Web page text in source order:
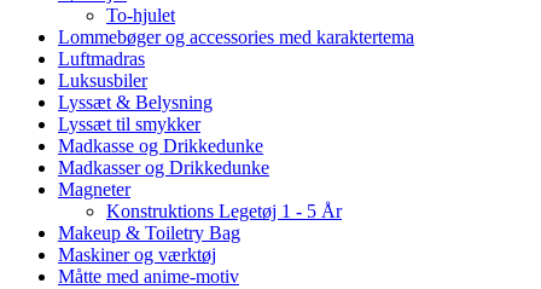
To-hjulet
Lommebøger og accessories med karaktertema
Luftmadras
Luksusbiler
Lyssæt & Belysning
Lyssæt til smykker
Madkasse og Drikkedunke
Madkasser og Drikkedunke
Magneter
Konstruktions Legetøj 1 - 5 År
Makeup & Toiletry Bag
Maskiner og værktøj
Måtte med anime-motiv